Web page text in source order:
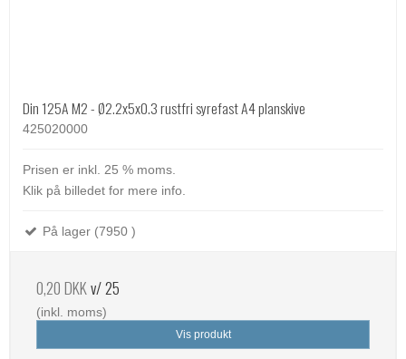
Din 125A M2 - Ø2.2x5x0.3 rustfri syrefast A4 planskive
425020000
Prisen er inkl. 25 % moms.
Klik på billedet for mere info.
På lager (7950 )
0,20 DKKv/ 25
(inkl. moms)
Vis produkt